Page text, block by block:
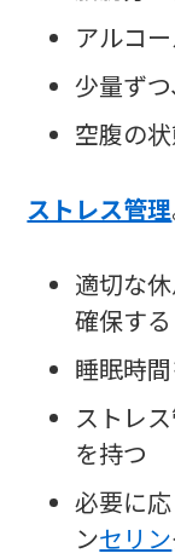
アルコ
少量ず
空腹の
ストレス管理
適切な
確保する
睡眠時
ストレ
を持つ
必要に
ンセリン